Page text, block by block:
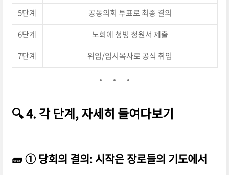
5단계
공동의회 투표로 최종 결의
6단계
노회에 청빙 청원서 제출
7단계
위임/임시목사로 공식 취임
🔍 4. 각 단계, 자세히 들여다보기
🧱 ① 당회의 결의: 시작은 장로들의 기도에서